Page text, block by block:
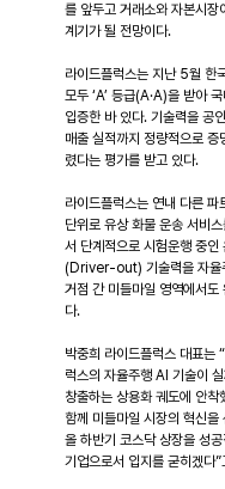
를 앞두고 거래소와 자본시
계기가 될 전망이다.
라이드플럭스는 지난 5월 한
모두 ‘A’ 등급(A·A)을 받아
입증한 바 있다. 기술력을 공
매출 실적까지 정량적으로
렸다는 평가를 받고 있다.
라이드플럭스는 연내 다른
단위로 유상 화물 운송 서비
서 단계적으로 시험운행 중
(Driver-out) 기술력을 자율
거점 간 미들마일 영역에서도
다.
박중희 라이드플럭스 대표는
럭스의 자율주행 AI 기술이
창출하는 상용화 궤도에 안
함께 미들마일 시장의 혁신
올 하반기 코스닥 상장을 성
기업으로서 입지를 굳히겠다